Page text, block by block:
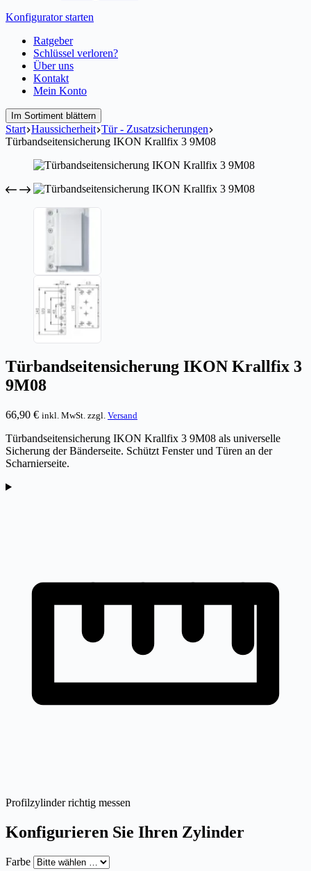
Konfigurator starten
Ratgeber
Schlüssel verloren?
Über uns
Kontakt
Mein Konto
Im Sortiment blättern
Start Haussicherheit Tür - Zusatzsicherungen
Türbandseitensicherung IKON Krallfix 3 9M08
Türbandseitensicherung IKON Krallfix 3
9M08
66,90 € inkl. MwSt. zzgl. Versand
Türbandseitensicherung IKON Krallfix 3 9M08 als universelle
Sicherung der Bänderseite. Schützt Fenster und Türen an der
Scharnierseite.
Profilzylinder richtig messen
Konfigurieren Sie Ihren Zylinder
Farbe